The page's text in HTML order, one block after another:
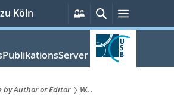
Köln
Persönliche
Services
SucheMenü
by Author or Editor
W...